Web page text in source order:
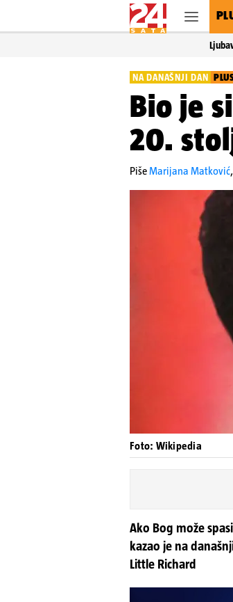
NA DANAŠNJI DAN
Bio je
20.
PišeMarijana Matković,
Foto: Wikipedia
Ako Bog može
kazao je na
Little Richard